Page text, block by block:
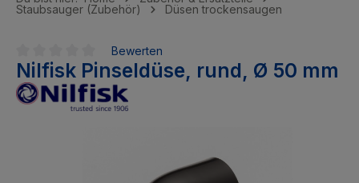
Staubsauger (Zubehör)
Düsen trockensaugen
Durchschnittliche Bewertung von 0 von 5 Sternen
Bewerten
Nilfisk Pinseldüse, rund, Ø 50 mm